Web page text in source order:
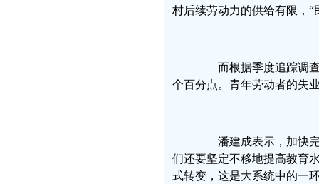
村后续劳动力的供给有限，“
而根据季度追踪调查
个百分点。青年劳动者的失
潘建成表示，加快完
们还要坚定不移地提高教育
式转变，这是大系统中的一